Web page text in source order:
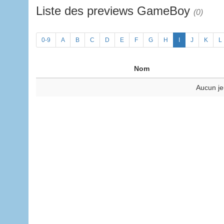
Liste des previews GameBoy (0)
0-9 A B C D E F G H J K L
Nom
Aucun